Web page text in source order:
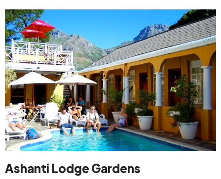
Ashanti Lodge Gardens